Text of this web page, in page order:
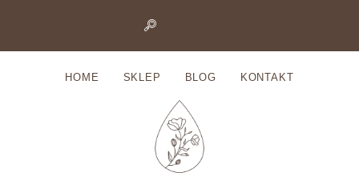
HOME SKLEP BLOG KONTAKT